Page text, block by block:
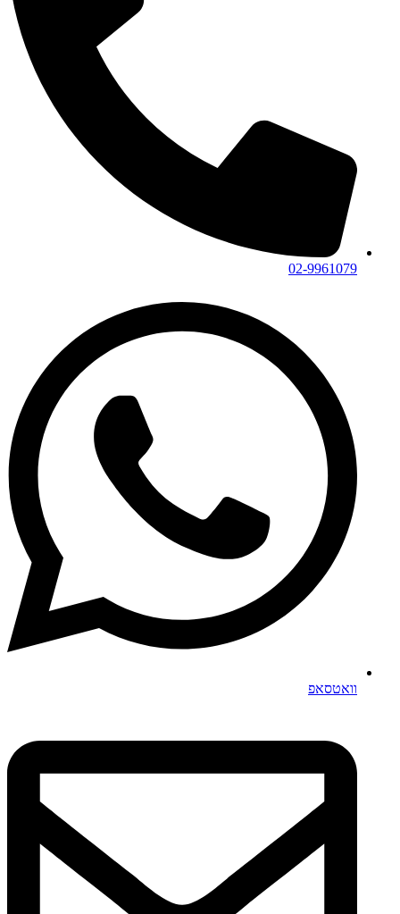
02-9961079
וואטסאפ